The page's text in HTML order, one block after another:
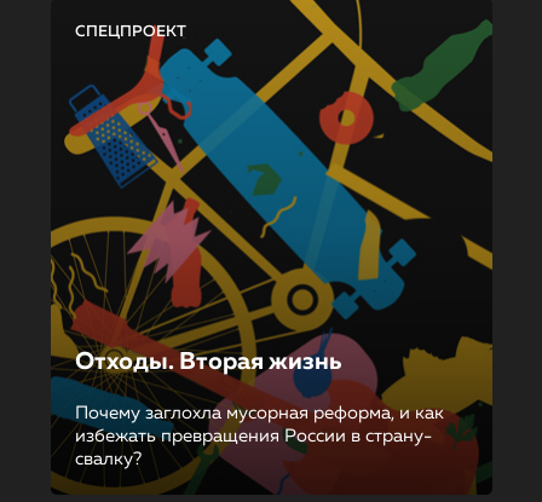
СПЕЦПРОЕКТ
Отходы. Вторая жизнь
Почему заглохла мусорная реформа, и как
избежать превращения России в страну-
свалку?